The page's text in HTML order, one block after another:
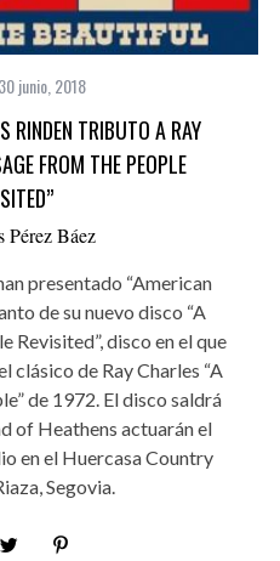
30 junio, 2018
RINDEN TRIBUTO A RAY
FROM THE PEOPLE
Pérez Báez
presentado “American
de su nuevo disco “A
Revisited”, disco en el que
clásico de Ray Charles “A
de 1972. El disco saldrá
of Heathens actuarán el
en el Huercasa Country
Segovia.